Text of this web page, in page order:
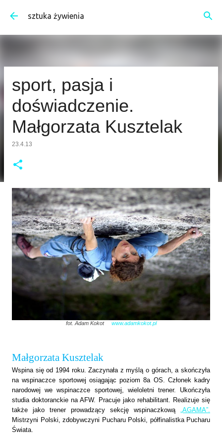
Przejdź do głównej zawartości
sztuka żywienia
sport, pasja i
doświadczenie.
Małgorzata Kusztelak
23.4.13
fot. Adam Kokot www.adamkokot.pl
Małgorzata Kusztelak
Wspina się od 1994 roku. Zaczynała z myślą o górach, a skończyła
na wspinaczce sportowej osiągając poziom 8a OS. Członek kadry
narodowej we wspinaczce sportowej, wieloletni trener. Ukończyła
studia doktoranckie na AFW. Pracuje jako rehabilitant. Realizuje się
także jako trener prowadzący sekcję wspinaczkową „AGAMA”.
Mistrzyni Polski, zdobywczyni Pucharu Polski, półfinalistka Pucharu
Świata.